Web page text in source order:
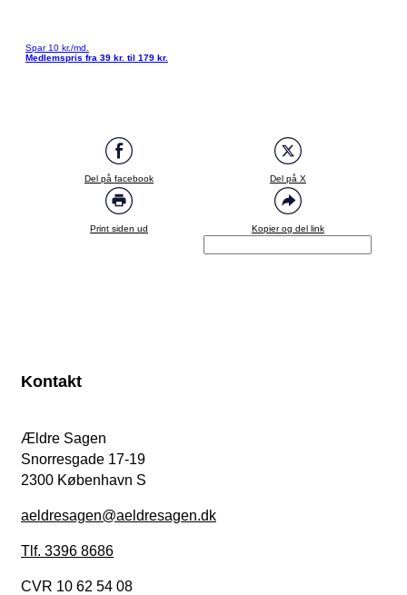
Spar 10 kr./md.
Medlemspris fra 39 kr. til 179 kr.
Del på facebook Del på X
Print siden ud Kopier og del link
Kontakt
Ældre Sagen
Snorresgade 17-19
2300 København S
aeldresagen@aeldresagen.dk
Tlf. 3396 8686
CVR 10 62 54 08